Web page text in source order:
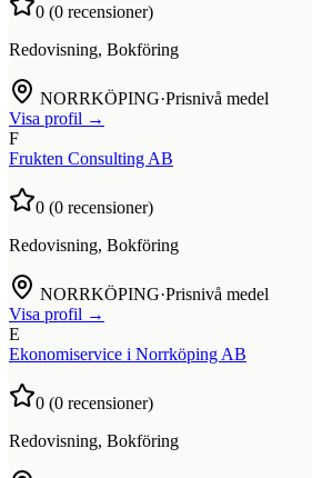
0 (0 recensioner)
Redovisning, Bokföring
NORRKÖPING·Prisnivå medel
Visa profil →
F
Frukten Consulting AB
0 (0 recensioner)
Redovisning, Bokföring
NORRKÖPING·Prisnivå medel
Visa profil →
E
Ekonomiservice i Norrköping AB
0 (0 recensioner)
Redovisning, Bokföring